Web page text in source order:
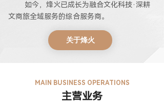
如今，烽火已成长为融合文化科技·深耕
文商旅全域服务的综合服务商。
关于烽火
主营业务
MAIN BUSINESS OPERATIONS